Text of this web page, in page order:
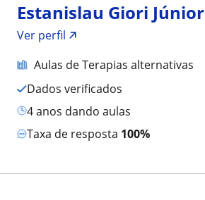
Estanislau Giori Júnior
Ver perfil
Aulas de Terapias alternativas
Dados verificados
4 anos dando aulas
Taxa de resposta 100%